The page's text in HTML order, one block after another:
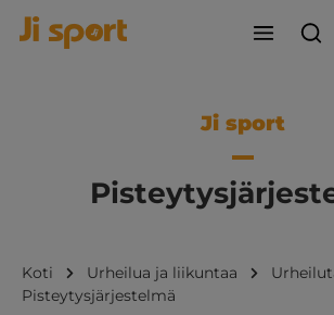
Ji sport
Koti Urheilua ja liikuntaa
Pisteytysjärjestelmä